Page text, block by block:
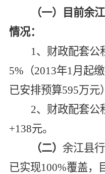
（一）目前余
情况：
1、财政配套公
5%（2013年1月起
已安排预算595万元
2、财政配套公
+138元。
（二） 余江县
已实现100%覆盖，